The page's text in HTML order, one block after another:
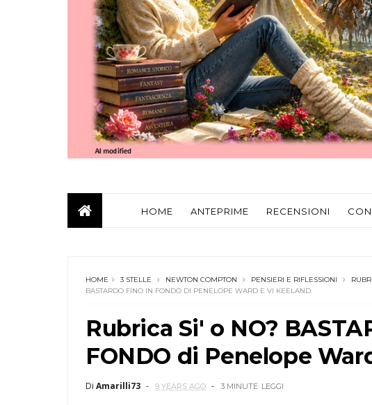
HOME ANTEPRIME RECENSIONI
HOME 3 STELLE NEWTON COMPTON PENSIERI E RIFLESSIONI
BASTARDO FINO IN FONDO DI PENELOPE WARD E VI KEELAND
Rubrica Si' o NO?
FONDO di Penelope
Di Amarilli73 9 YEARS AGO 3 MINUTE LEGGI